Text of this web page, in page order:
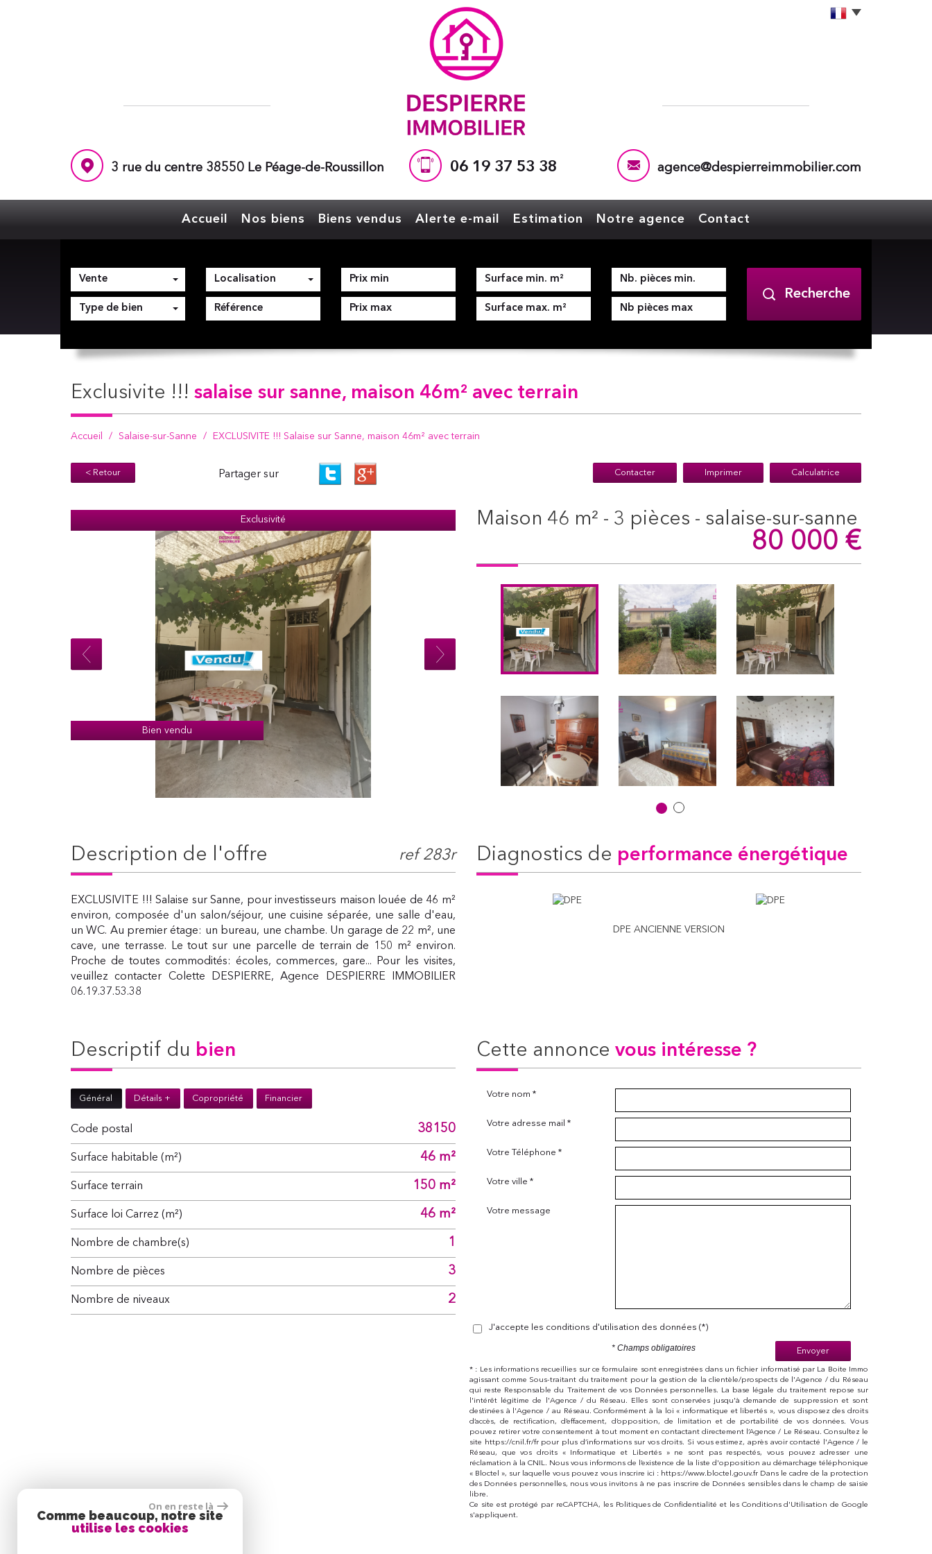
3 rue du centre 38550 Le Péage-de-Roussillon 06 19 37 53 38 agence@despierreimmobilier.com
Accueil Nos biens Biens vendus Alerte e-mail Estimation Notre agence Contact
Vente
Type de bien
Localisation
Recherche
exclusivite !!! salaise sur sanne, maison 46m² avec terrain
Accueil Salaise-sur-Sanne EXCLUSIVITE !!! Salaise sur Sanne, maison 46m² avec terrain
< Retour Partager sur Contacter Imprimer Calculatrice
Bien vendu
Exclusivité maison 46 m² - 3 pièces - salaise-sur-sanne
80 000 €
description de l'offre ref 283r
EXCLUSIVITE !!! Salaise sur Sanne, pour investisseurs maison louée de 46 m²
environ, composée d'un salon/séjour, une cuisine séparée, une salle d'eau,
un WC. Au premier étage: un bureau, une chambe. Un garage de 22 m², une
cave, une terrasse. Le tout sur une parcelle de terrain de 150 m² environ.
Proche de toutes commodités: écoles, commerces, gare... Pour les visites,
veuillez contacter Colette DESPIERRE, Agence DESPIERRE IMMOBILIER
06.19.37.53.38
diagnostics de performance énergétique
DPE ANCIENNE VERSION
descriptif du bien
Général Détails + Copropriété Financier
Code postal 38150
Surface habitable (m²) 46 m²
surface terrain 150 m²
Surface loi Carrez (m²) 46 m²
Nombre de chambre(s) 1
Nombre de pièces 3
Nombre de niveaux 2
cette annonce vous intéresse ?
Votre nom *
Votre adresse mail *
Votre Téléphone *
Votre ville *
Votre message
J'accepte les conditions d'utilisation des données (*)
Envoyer
* Champs obligatoires
* : Les informations recueillies sur ce formulaire sont enregistrées dans un fichier informatisé par La Boite Immo
agissant comme Sous-traitant du traitement pour la gestion de la clientèle/prospects de l'Agence / du Réseau
qui reste Responsable du Traitement de vos Données personnelles. La base légale du traitement repose sur
l'intérêt légitime de l'Agence / du Réseau. Elles sont conservées jusqu'à demande de suppression et sont
destinées à l'Agence / au Réseau. Conformément à la loi « informatique et libertés », vous disposez des droits
d’accès, de rectification, d’effacement, d’opposition, de limitation et de portabilité de vos données. Vous
pouvez retirer votre consentement à tout moment en contactant directement l’Agence / Le Réseau. Consultez le
site https://cnil.fr/fr pour plus d’informations sur vos droits. Si vous estimez, après avoir contacté l'Agence / le
Réseau, que vos droits « Informatique et Libertés » ne sont pas respectés, vous pouvez adresser une
réclamation à la CNIL. Nous vous informons de l’existence de la liste d'opposition au démarchage téléphonique
« Bloctel », sur laquelle vous pouvez vous inscrire ici : https://www.bloctel.gouv.fr Dans le cadre de la protection
des Données personnelles, nous vous invitons à ne pas inscrire de Données sensibles dans le champ de saisie
libre.
Ce site est protégé par reCAPTCHA, les Politiques de Confidentialité et les Conditions d'Utilisation de Google
s'appliquent.
On en reste là
Comme beaucoup, notre site
utilise les cookies